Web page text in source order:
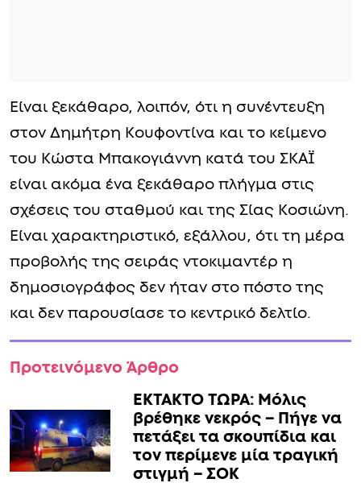
Είναι ξεκάθαρο, λοιπόν, ότι η συνέντευξη
στον Δημήτρη Κουφοντίνα και το κείμενο
του Κώστα Μπακογιάννη κατά του ΣΚΑΪ
είναι ακόμα ένα ξεκάθαρο πλήγμα στις
σχέσεις του σταθμού και της Σίας Κοσιώνη.
Είναι χαρακτηριστικό, εξάλλου, ότι τη μέρα
προβολής της σειράς ντοκιμαντέρ η
δημοσιογράφος δεν ήταν στο πόστο της
και δεν παρουσίασε το κεντρικό δελτίο.
Προτεινόμενο Άρθρο
ΕΚΤΑΚΤΟ ΤΩΡΑ: Μόλις
βρέθηκε νεκρός – Πήγε να
πετάξει τα σκουπίδια και
τον περίμενε μία τραγική
στιγμή – ΣΟΚ